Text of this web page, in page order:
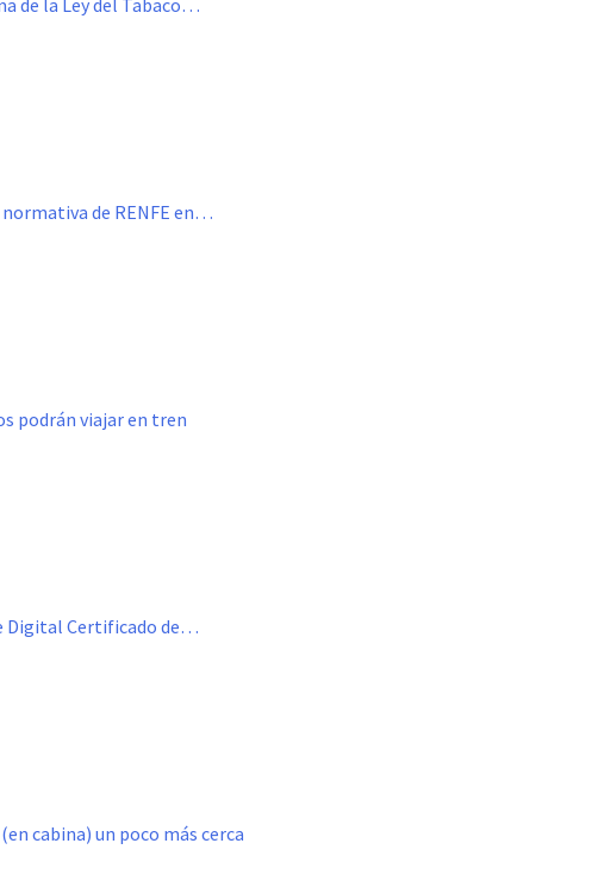
de la Ley del Tabaco…
normativa de RENFE en…
podrán viajar en tren
Digital Certificado de…
cabina) un poco más cerca